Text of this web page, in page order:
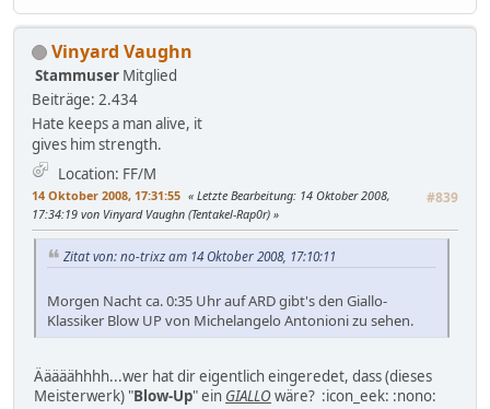
Vinyard Vaughn
Stammuser Mitglied
Beiträge: 2.434
Hate keeps a man alive, it
gives him strength.
Location: FF/M
14 Oktober 2008, 17:31:55 #839
Letzte Bearbeitung: 14 Oktober 2008,
17:34:19 von Vinyard Vaughn (Tentakel-Rap0r)
Zitat von: no-trixz am 14 Oktober 2008, 17:10:11
Morgen Nacht ca. 0:35 Uhr auf ARD gibt's den Giallo-
Klassiker Blow UP von Michelangelo Antonioni zu sehen.
Ääääähhhh...wer hat dir eigentlich eingeredet, dass (dieses
Meisterwerk) "Blow-Up" ein GIALLOwäre? :icon_eek: :nono: